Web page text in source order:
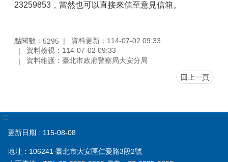
23259853，當然也可以直接來信至意見信箱。
點閱數： 5295
資料更新：114-07-02 09:33
資料檢視：114-07-02 09:33
資料維護：臺北市政府警察局大安分局
回上一頁
:::
更新日期 115-08-08
地址：106241 臺北市大安區仁愛路3段2號